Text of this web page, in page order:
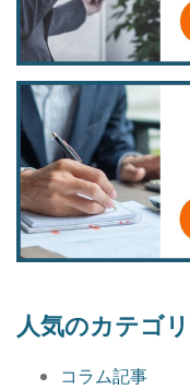
人気のカテゴ
コラム記事